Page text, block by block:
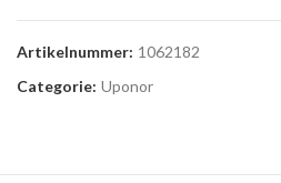
Artikelnummer: 1062182
Categorie: Uponor